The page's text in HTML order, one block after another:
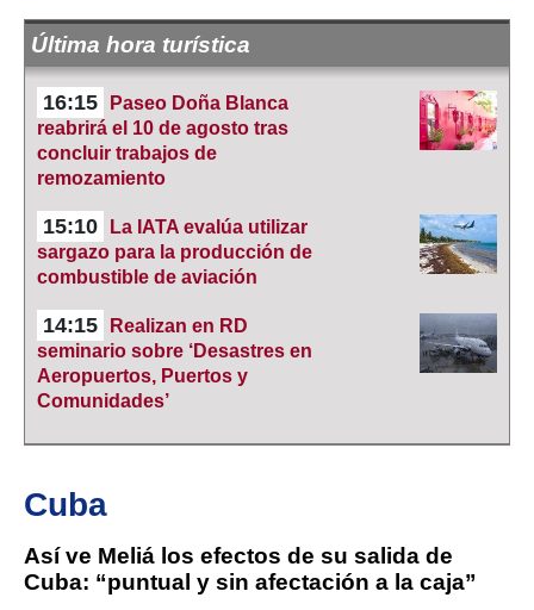
Última hora turística
16:15
Paseo Doña Blanca
reabrirá el 10 de agosto tras
concluir trabajos de
remozamiento
15:10
La IATA evalúa utilizar
sargazo para la producción de
combustible de aviación
14:15
Realizan en RD
seminario sobre ‘Desastres en
Aeropuertos, Puertos y
Comunidades’
Cuba
Así ve Meliá los efectos de su salida de
Cuba: “puntual y sin afectación a la caja”